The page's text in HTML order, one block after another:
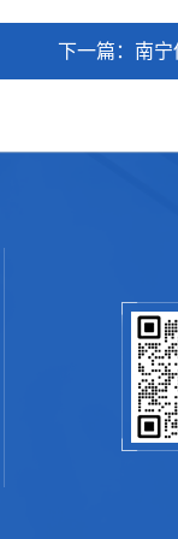
下一篇： 南宁